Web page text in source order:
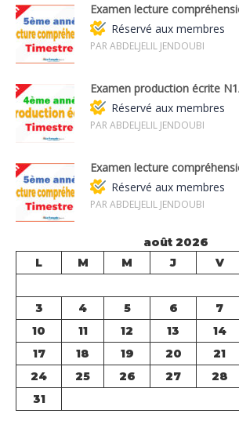
Examen lecture
Réservé aux membres
PAR ABDELJELIL JENDOUBI
Examen production écrite
Réservé aux membres
PAR ABDELJELIL JENDOUBI
Examen lecture
Réservé aux membres
PAR ABDELJELIL JENDOUBI
août 2026
L
M M J V
3
4 5 6 7
10
11 12 13 14
17
18 19 20 21
24
25 26 27 28
31